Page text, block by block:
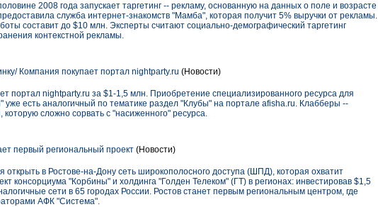
2008 года запускает таргетинг -- рекламу, основанную на данных о поле и возрасте
служба интернет-знакомств "Мамба", которая получит 5% выручки от рекламы.
составит до $10 млн. Эксперты считают социально-демографический таргетинг
контекстной рекламы.
Компания покупает портал nightparty.ru (Новости)
портал nightparty.ru за $1-1,5 млн. Приобретение специализированного ресурса для
уже есть аналогичный по тематике раздел "Клубы" на портале afisha.ru. Клабберы --
сложно сорвать с "насиженного" ресурса.
первый региональный проект (Новости)
в Ростове-на-Дону сеть широкополосного доступа (ШПД), которая охватит
консорциума "Корбины" и холдинга "Голден Телеком" (ГТ) в регионах: инвестировав $1,5
сети в 65 городах России. Ростов станет первым региональным центром, где
АФК "Система".